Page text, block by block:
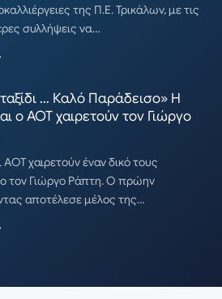
της Π.Ε. Τρικάλων, με τις
συλλήψεις να…
… Καλό Παράδεισο» Η
ο ΑΟΤ χαιρετούν τον Γιώργο
ΑΟΤ χαιρετούν έναν δικό τους
τον Γιώργο Ράπτη. Ο πρώην
αποτέλεσε μέλος της…